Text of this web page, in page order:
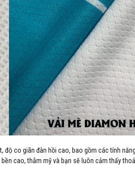
co giãn đàn hồi cao, bao gồm các tính
cao, thẫm mỹ và bạn sẽ luôn cảm thấy